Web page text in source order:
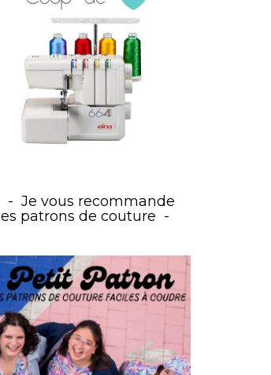
Je vous recommande
les patrons de couture